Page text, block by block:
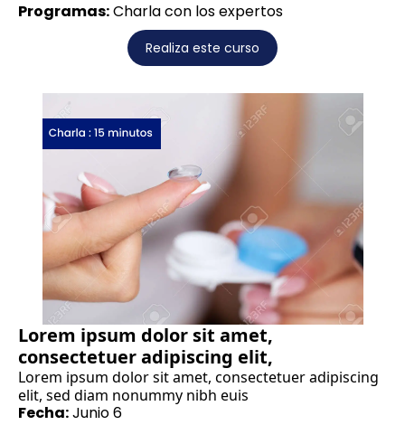
Programas:Charla con los expertos
Realiza este curso
Lorem ipsum dolor sit amet,
consectetuer adipiscing elit,
Lorem ipsum dolor sit amet, consectetuer adipiscing
elit, sed diam nonummy nibh euis
Fecha:Junio 6